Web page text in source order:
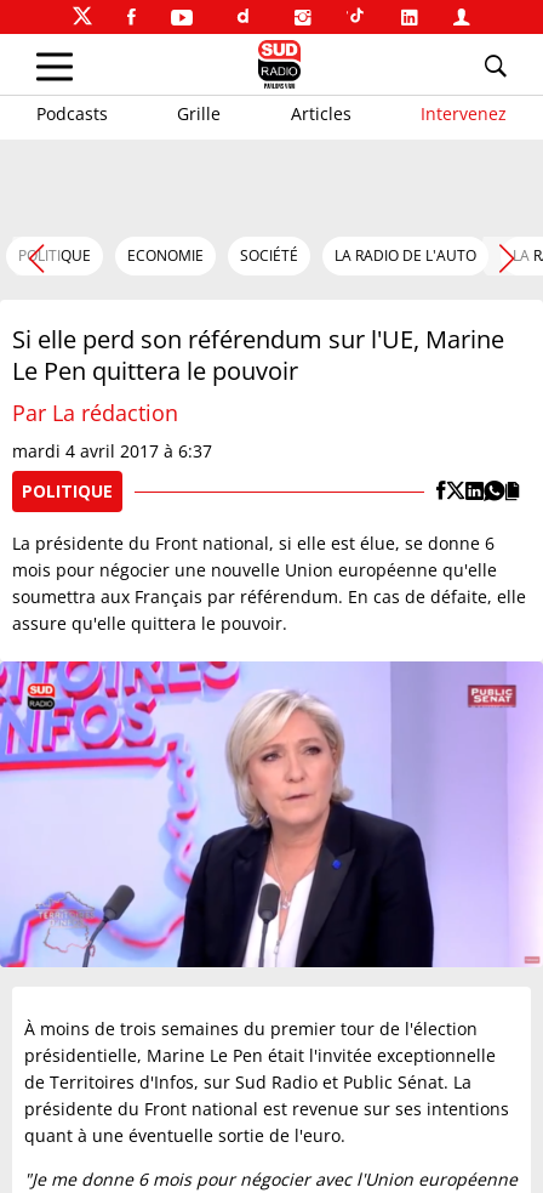
Podcasts Grille Articles Intervenez
POLITIQUE ECONOMIE SOCIÉTÉ LA RADIO DE L'AUTO LA
Si elle perd son référendum sur l'UE, Marine
Le Pen quittera le pouvoir
Par La rédaction
mardi 4 avril 2017 à 6:37
POLITIQUE
La présidente du Front national, si elle est élue, se donne 6
mois pour négocier une nouvelle Union européenne qu'elle
soumettra aux Français par référendum. En cas de défaite, elle
assure qu'elle quittera le pouvoir.
À moins de trois semaines du premier tour de l'élection
présidentielle, Marine Le Pen était l'invitée exceptionnelle
de Territoires d'Infos, sur Sud Radio et Public Sénat. La
présidente du Front national est revenue sur ses intentions
quant à une éventuelle sortie de l'euro.
"Je me donne 6 mois pour négocier avec l'Union européenne